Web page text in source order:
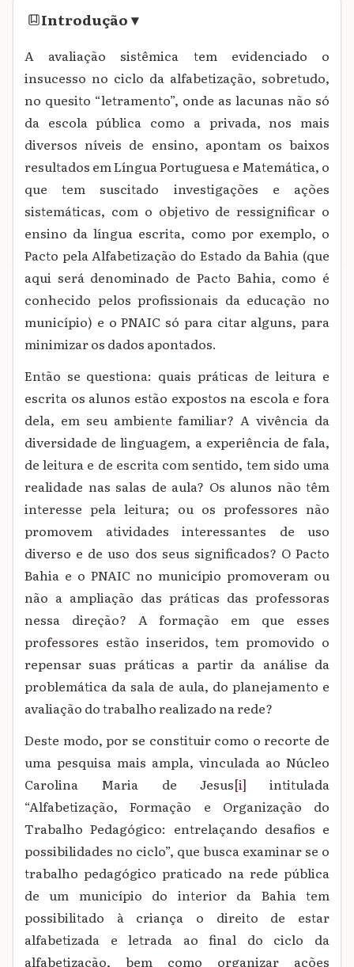
Introdução▾
A avaliação sistêmica tem evidenciado o
insucesso no ciclo da alfabetização, sobretudo,
no quesito “letramento”, onde as lacunas não só
da escola pública como a privada, nos mais
diversos níveis de ensino, apontam os baixos
resultados em Língua Portuguesa e Matemática, o
que tem suscitado investigações e ações
sistemáticas, com o objetivo de ressignificar o
ensino da língua escrita, como por exemplo, o
Pacto pela Alfabetização do Estado da Bahia (que
aqui será denominado de Pacto Bahia, como é
conhecido pelos profissionais da educação no
município) e o PNAIC só para citar alguns, para
minimizar os dados apontados.
Então se questiona: quais práticas de leitura e
escrita os alunos estão expostos na escola e fora
dela, em seu ambiente familiar? A vivência da
diversidade de linguagem, a experiência de fala,
de leitura e de escrita com sentido, tem sido uma
realidade nas salas de aula? Os alunos não têm
interesse pela leitura; ou os professores não
promovem atividades interessantes de uso
diverso e de uso dos seus significados? O Pacto
Bahia e o PNAIC no município promoveram ou
não a ampliação das práticas das professoras
nessa direção? A formação em que esses
professores estão inseridos, tem promovido o
repensar suas práticas a partir da análise da
problemática da sala de aula, do planejamento e
avaliação do trabalho realizado na rede?
Deste modo, por se constituir como o recorte de
uma pesquisa mais ampla, vinculada ao Núcleo
Carolina Maria de Jesus[i] intitulada
“Alfabetização, Formação e Organização do
Trabalho Pedagógico: entrelaçando desafios e
possibilidades no ciclo”, que busca examinar se o
trabalho pedagógico praticado na rede pública
de um município do interior da Bahia tem
possibilitado à criança o direito de estar
alfabetizada e letrada ao final do ciclo da
alfabetização, bem como organizar ações